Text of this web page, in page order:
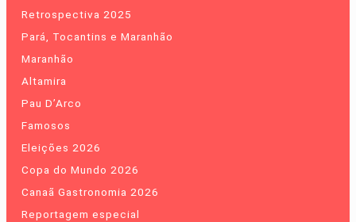
Retrospectiva 2025
Pará, Tocantins e Maranhão
Maranhão
Altamira
Pau D’Arco
Famosos
Eleições 2026
Copa do Mundo 2026
Canaã Gastronomia 2026
Reportagem especial